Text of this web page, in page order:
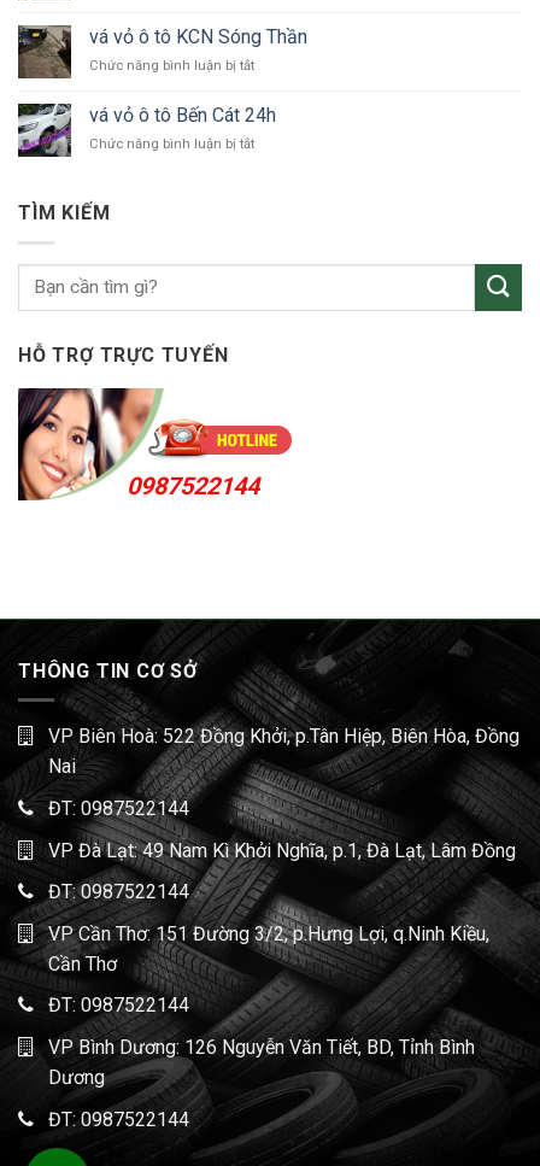
Bắc
Tân
Uyên
ô
tô
An
vá vỏ ô tô KCN Sóng Thần
Chức năng bình luận bị tắtở
vỏ
ô
tô
vá vỏ ô tô Bến Cát 24h
Chức năng bình luận bị tắtở
Cát
TÌM KIẾM
HỖ TRỢ TRỰC TUYẾN
0987522144
THÔNG TIN CƠ SỞ
VP Biên Hoà: 522 Đồng Khởi, p.Tân Hiệp, Biên Hòa, Đồng
Nai
ĐT: 0987522144
VP Đà Lạt: 49 Nam Kì Khởi Nghĩa, p.1, Đà Lạt, Lâm Đồng
ĐT:0987522144
VP Cần Thơ: 151 Đường 3/2, p.Hưng Lợi, q.Ninh Kiều,
Cần Thơ
ĐT: 0987522144
VP Bình Dương: 126 Nguyễn Văn Tiết, BD, Tỉnh Bình
Dương
ĐT: 0987522144